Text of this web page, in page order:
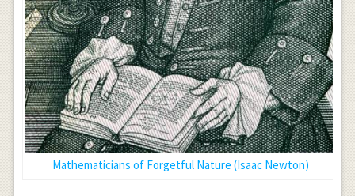
Mathematicians of Forgetful Nature (Isaac Newton)